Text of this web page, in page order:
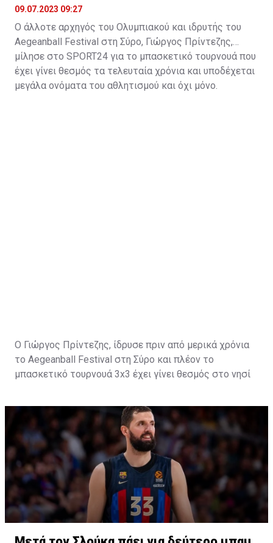
09.07.2023 09:27
Ο άλλοτε αρχηγός του Ολυμπιακού και ιδρυτής του
Aegeanball Festival στη Σύρο, Γιώργος Πρίντεζης,
μίλησε στο SPORT24 για το μπασκετικό τουρνουά που
έχει γίνει θεσμός τα τελευταία χρόνια και υποδέχεται
μεγάλα ονόματα του αθλητισμού και όχι μόνο.
Ο Γιώργος Πρίντεζης, ίδρυσε πριν από μερικά χρόνια
το Aegeanball Festival στη Σύρο και πλέον το
μπασκετικό τουρνουά 3x3 έχει γίνει θεσμός στο νησί
δίνουν το "παρών".
Ο άλλοτε εμβληματικός αρχηγός του Ολυμπιακού,
μίλησε για το θέμα της ημέρας, την μετακίνηση του
Κώστα Σλούκα από τους "ερυθρόλευκους" στους
"πράσινους" τονίζοντας: "Ο κάθε άνθρωπος είναι
μεγάλος, παίρνει τις δικές του αποφάσεις. Δεν είμαστε
όλοι ίδιοι. Τα δάχτυλα του χεριού δεν είναι όλα ίδια. Ο
καθένας αντιμετωπίζει τις καταστάσεις όπως πιστεύει
εκείνος καλύτερα για την οικογένεια του, για τον
εγωισμό του. Για αυτά που πιστεύει ότι μπορεί να κάνει.